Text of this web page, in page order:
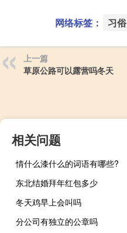
网络标签： 习俗
上一篇
草原公路可以露营吗冬天
相关问题
情什么漆什么的词语有哪些?
东北结婚拜年红包多少
冬天鸡早上会叫吗
分公司有独立的公章吗